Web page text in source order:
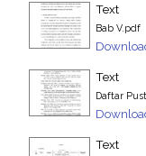
Text
Bab V.pdf
Text
Daftar
Text